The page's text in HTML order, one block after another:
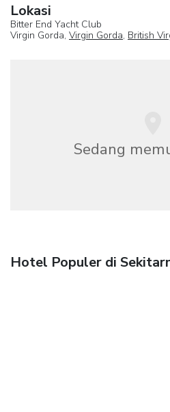
Lokasi
Bitter End Yacht Club
Virgin Gorda, Virgin Gorda, British
Sedang
Hotel Populer di